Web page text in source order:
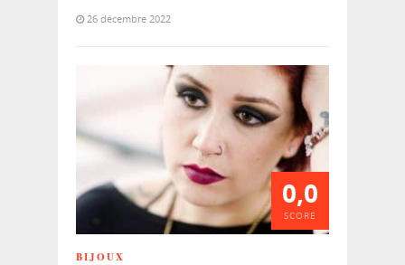
26 décembre 2022
0,0
SCORE
BIJOUX